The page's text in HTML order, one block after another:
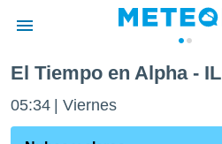
de
por
El Tiempo en Alpha - IL
05:34 Viernes